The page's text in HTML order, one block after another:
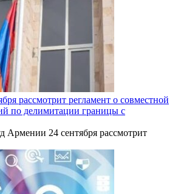
рассмотрит регламент о совместной
по делимитации границы с
Армении 24 сентября рассмотрит